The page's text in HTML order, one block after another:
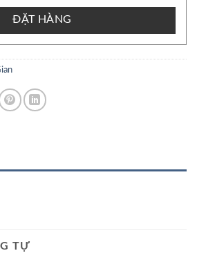
ĐẶT HÀNG
TỰ